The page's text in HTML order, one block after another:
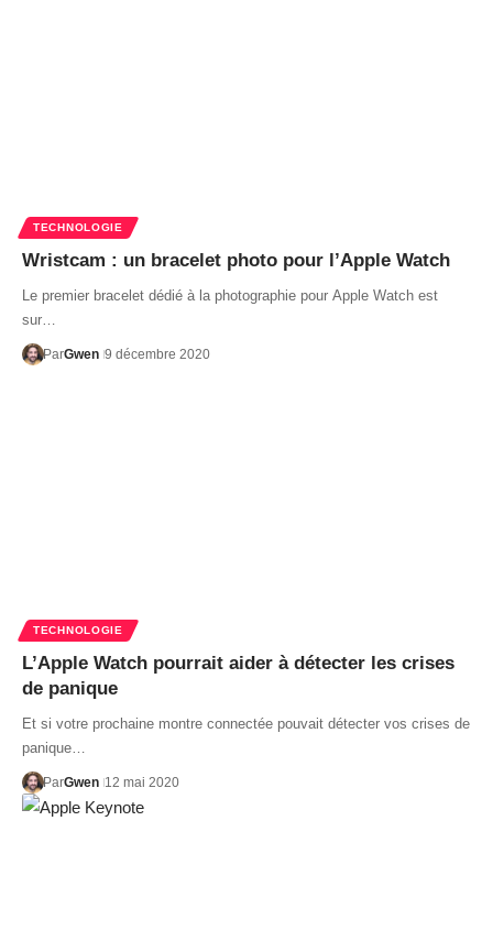
TECHNOLOGIE
Wristcam : un bracelet photo pour l’Apple Watch
Le premier bracelet dédié à la photographie pour Apple Watch est
sur…
ParGwen 9 décembre 2020
TECHNOLOGIE
L’Apple Watch pourrait aider à détecter les crises
de panique
Et si votre prochaine montre connectée pouvait détecter vos crises de
panique…
ParGwen 12 mai 2020